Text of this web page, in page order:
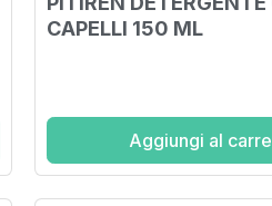
CAPELLI 150 ML
Aggiungi al